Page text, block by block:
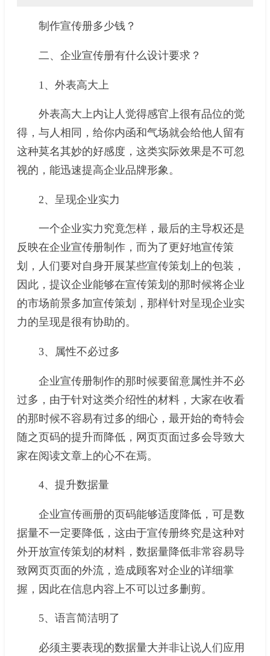
制作宣传册多少钱？
二、企业宣传册有什么设计要求？
1、外表高大上
外表高大上内让人觉得感官上很有品位的觉
得，与人相同，给你内函和气场就会给他人留有
这种莫名其妙的好感度，这类实际效果是不可忽
视的，能迅速提高企业品牌形象。
2、呈现企业实力
一个企业实力究竟怎样，最后的主导权还是
反映在企业宣传册制作，而为了更好地宣传策
划，人们要对自身开展某些宣传策划上的包装，
因此，提议企业能够在宣传策划的那时候将企业
的市场前景多加宣传策划，那样针对呈现企业实
力的呈现是很有协助的。
3、属性不必过多
企业宣传册制作的那时候要留意属性并不必
过多，由于针对这类介绍性的材料，大家在收看
的那时候不容易有过多的细心，最开始的奇特会
随之页码的提升而降低，网页页面过多会导致大
家在阅读文章上的心不在焉。
4、提升数据量
企业宣传画册的页码能够适度降低，可是数
据量不一定要降低，这由于宣传册终究是这种对
外开放宣传策划的材料，数据量降低非常容易导
致网页页面的外流，造成顾客对企业的详细掌
握，因此在信息内容上不可以过多删剪。
5、语言简洁明了
必须主要表现的数据量大并非让说人们应用